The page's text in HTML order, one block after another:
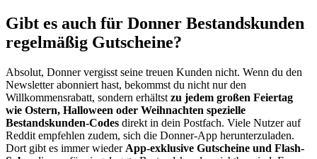
Gibt es auch für Donner Bestandskunden
regelmäßig Gutscheine?
Absolut, Donner vergisst seine treuen Kunden nicht. Wenn du den
Newsletter abonniert hast, bekommst du nicht nur den
Willkommensrabatt, sondern erhältst zu jedem großen Feiertag
wie Ostern, Halloween oder Weihnachten spezielle
Bestandskunden-Codes direkt in dein Postfach. Viele Nutzer auf
Reddit empfehlen zudem, sich die Donner-App herunterzuladen.
Dort gibt es immer wieder App-exklusive Gutscheine und Flash-